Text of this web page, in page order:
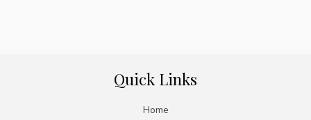
Quick Links
Home